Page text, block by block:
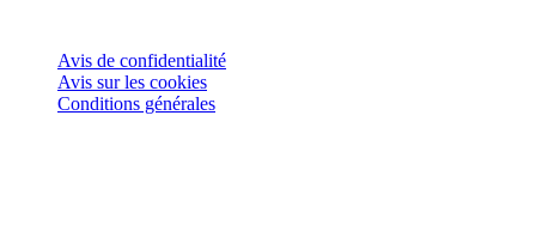
Avis de confidentialité
Avis sur les cookies
Conditions générales